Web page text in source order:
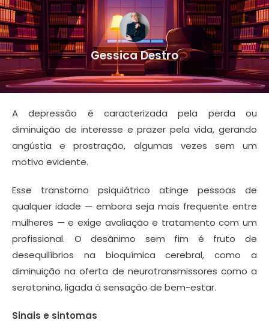
Gessica Destro
A depressão é caracterizada pela perda ou
diminuição de interesse e prazer pela vida, gerando
angústia e prostração, algumas vezes sem um
motivo evidente.
Esse transtorno psiquiátrico atinge pessoas de
qualquer idade — embora seja mais frequente entre
mulheres — e exige avaliação e tratamento com um
profissional. O desânimo sem fim é fruto de
desequilíbrios na bioquímica cerebral, como a
diminuição na oferta de neurotransmissores como a
serotonina, ligada à sensação de bem-estar.
Sinais e sintomas